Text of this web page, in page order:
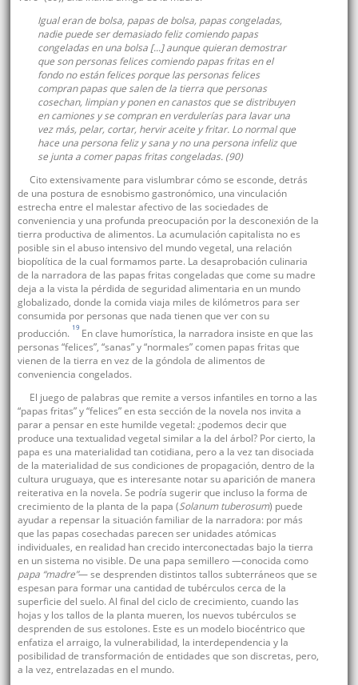
Igual eran de bolsa, papas de bolsa, papas congeladas,
nadie puede ser demasiado feliz comiendo papas
congeladas en una bolsa [...] aunque quieran demostrar
que son personas felices comiendo papas fritas en el
fondo no están felices porque las personas felices
compran papas que salen de la tierra que personas
cosechan, limpian y ponen en canastos que se distribuyen
en camiones y se compran en verdulerías para lavar una
vez más, pelar, cortar, hervir aceite y fritar. Lo normal que
hace una persona feliz y sana y no una persona infeliz que
se junta a comer papas fritas congeladas. (90)
Cito extensivamente para vislumbrar cómo se esconde, detrás
de una postura de esnobismo gastronómico, una vinculación
estrecha entre el malestar afectivo de las sociedades de
conveniencia y una profunda preocupación por la desconexión de la
tierra productiva de alimentos. La acumulación capitalista no es
posible sin el abuso intensivo del mundo vegetal, una relación
biopolítica de la cual formamos parte. La desaprobación culinaria
de la narradora de las papas fritas congeladas que come su madre
deja a la vista la pérdida de seguridad alimentaria en un mundo
globalizado, donde la comida viaja miles de kilómetros para ser
consumida por personas que nada tienen que ver con su
producción. 19 En clave humorística, la narradora insiste en que las
personas “felices”, “sanas” y “normales” comen papas fritas que
vienen de la tierra en vez de la góndola de alimentos de
conveniencia congelados.
El juego de palabras que remite a versos infantiles en torno a las
“papas fritas” y “felices” en esta sección de la novela nos invita a
parar a pensar en este humilde vegetal: ¿podemos decir que
produce una textualidad vegetal similar a la del árbol? Por cierto, la
papa es una materialidad tan cotidiana, pero a la vez tan disociada
de la materialidad de sus condiciones de propagación, dentro de la
cultura uruguaya, que es interesante notar su aparición de manera
reiterativa en la novela. Se podría sugerir que incluso la forma de
crecimiento de la planta de la papa (Solanum tuberosum) puede
ayudar a repensar la situación familiar de la narradora: por más
que las papas cosechadas parecen ser unidades atómicas
individuales, en realidad han crecido interconectadas bajo la tierra
en un sistema no visible. De una papa semillero —conocida como
papa “madre”— se desprenden distintos tallos subterráneos que se
espesan para formar una cantidad de tubérculos cerca de la
superficie del suelo. Al final del ciclo de crecimiento, cuando las
hojas y los tallos de la planta mueren, los nuevos tubérculos se
desprenden de sus estolones. Este es un modelo biocéntrico que
enfatiza el arraigo, la vulnerabilidad, la interdependencia y la
posibilidad de transformación de entidades que son discretas, pero,
a la vez, entrelazadas en el mundo.